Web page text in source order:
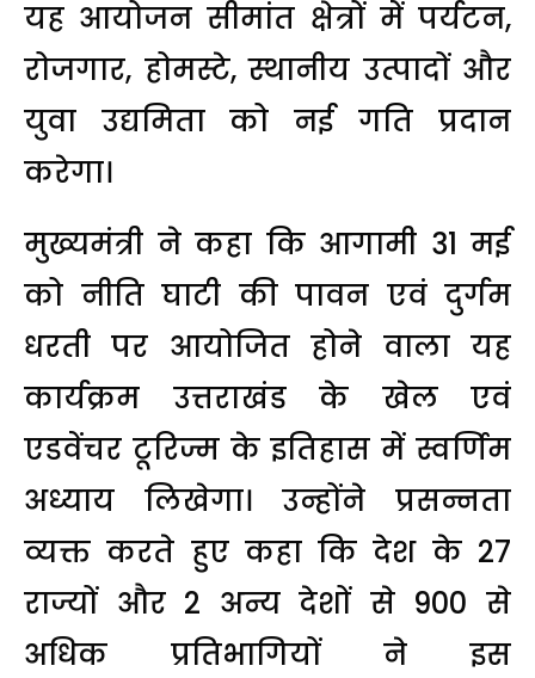
यह आयोजन सीमांत क्षेत्रों में पर्यटन,
रोजगार, होमस्टे, स्थानीय उत्पादों और
युवा उद्यमिता को नई गति प्रदान
करेगा।
मुख्यमंत्री ने कहा कि आगामी 31 मई
को नीति घाटी की पावन एवं दुर्गम
धरती पर आयोजित होने वाला यह
कार्यक्रम उत्तराखंड के खेल एवं
एडवेंचर टूरिज्म के इतिहास में स्वर्णिम
अध्याय लिखेगा। उन्होंने प्रसन्नता
व्यक्त करते हुए कहा कि देश के 27
राज्यों और 2 अन्य देशों से 900 से
अधिक प्रतिभागियों ने इस